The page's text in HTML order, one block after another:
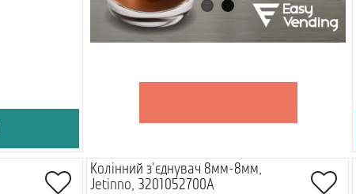
Колінний з'єднувач 8мм-8мм,
Jetinno, 3201052700A